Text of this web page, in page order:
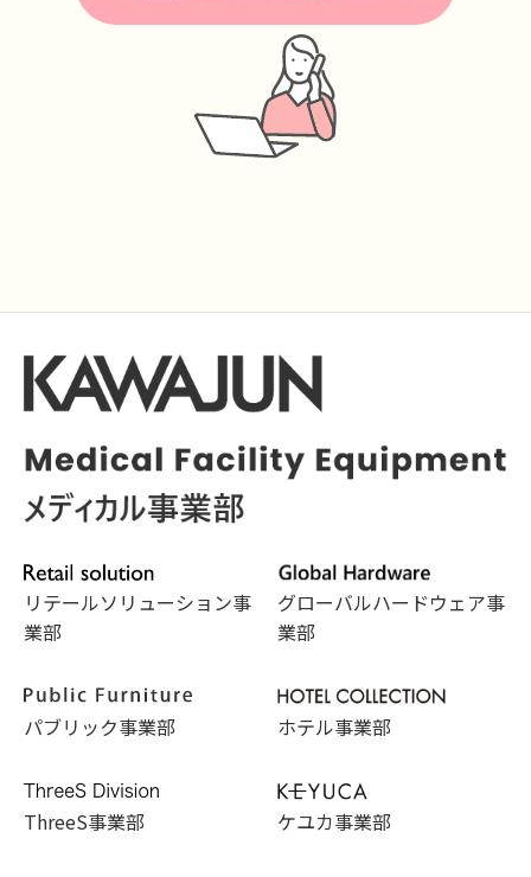
リテールソリューション事
業部
グローバルハードウェア事
業部
パブリック事業部 ホテル事業部
ThreeS事業部 ケユカ事業部